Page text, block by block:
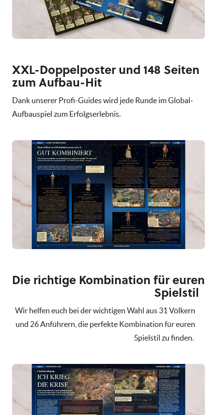
XXL-Doppelposter und 148 Seiten
zum Aufbau-Hit
Dank unserer Profi-Guides wird jede Runde im Global-
Aufbauspiel zum Erfolgserlebnis.
Die richtige Kombination für euren
Spielstil
Wir helfen euch bei der wichtigen Wahl aus 31 Völkern
und 26 Anführern, die perfekte Kombination für euren
Spielstil zu finden.